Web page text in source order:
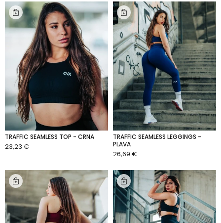
TRAFFIC SEAMLESS TOP - CRNA
23,23 €
TRAFFIC SEAMLESS LEGGINGS -
PLAVA
26,69 €